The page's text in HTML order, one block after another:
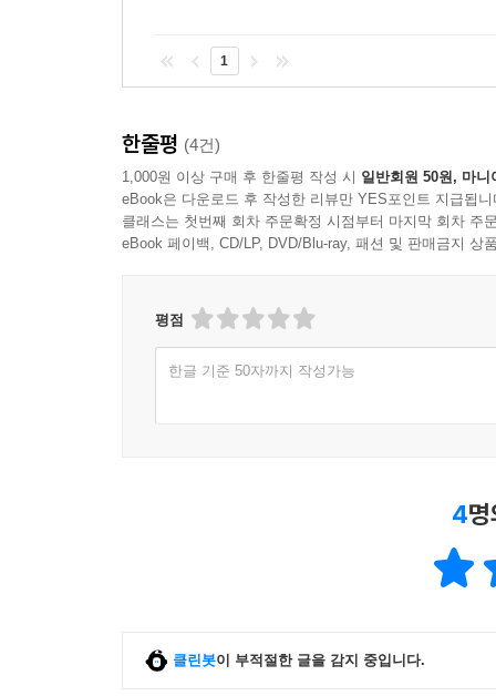
1
한줄평 (4건)
1,000원 이상 구매 후 한줄평 작성 시 일반회원 50원, 마니
eBook은 다운로드 후 작성한 리뷰만 YES포인트 지급됩니
클래스는 첫번째 회차 주문확정 시점부터 마지막 회차 주
eBook 페이백, CD/LP, DVD/Blu-ray, 패션 및 판매금지 상
평점
한글 기준 50자까지 작성가능
4
클린봇이 부적절한 글을 감지 중입니다.